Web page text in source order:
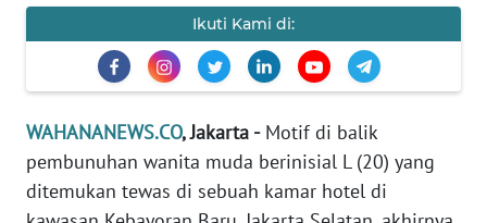
Ikuti Kami di:
WAHANANEWS.CO, Jakarta -Motif di balik
pembunuhan wanita muda berinisial L (20) yang
ditemukan tewas di sebuah kamar hotel di
EDITORIAL
INDEKS
BERITA